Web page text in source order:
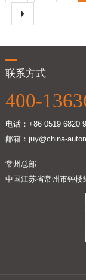
自动化设计需求。"传
业人才短缺等挑战。
学习与强化学习算法，
着追求。加入中科摩通
域龙头企业共建联合实
产线的千万级高质量训
与团队建设。在中科摩
带教任务，培养出既
联合实验室"，开放部
供参与真实项目的机
内的20余人加入团队
型技术引发的全球竞
科技研究开发工作。
联系方式
400-
电话：+86 0519 6820
邮箱：juy@china-
常州总部
中国江苏省常州市钟楼